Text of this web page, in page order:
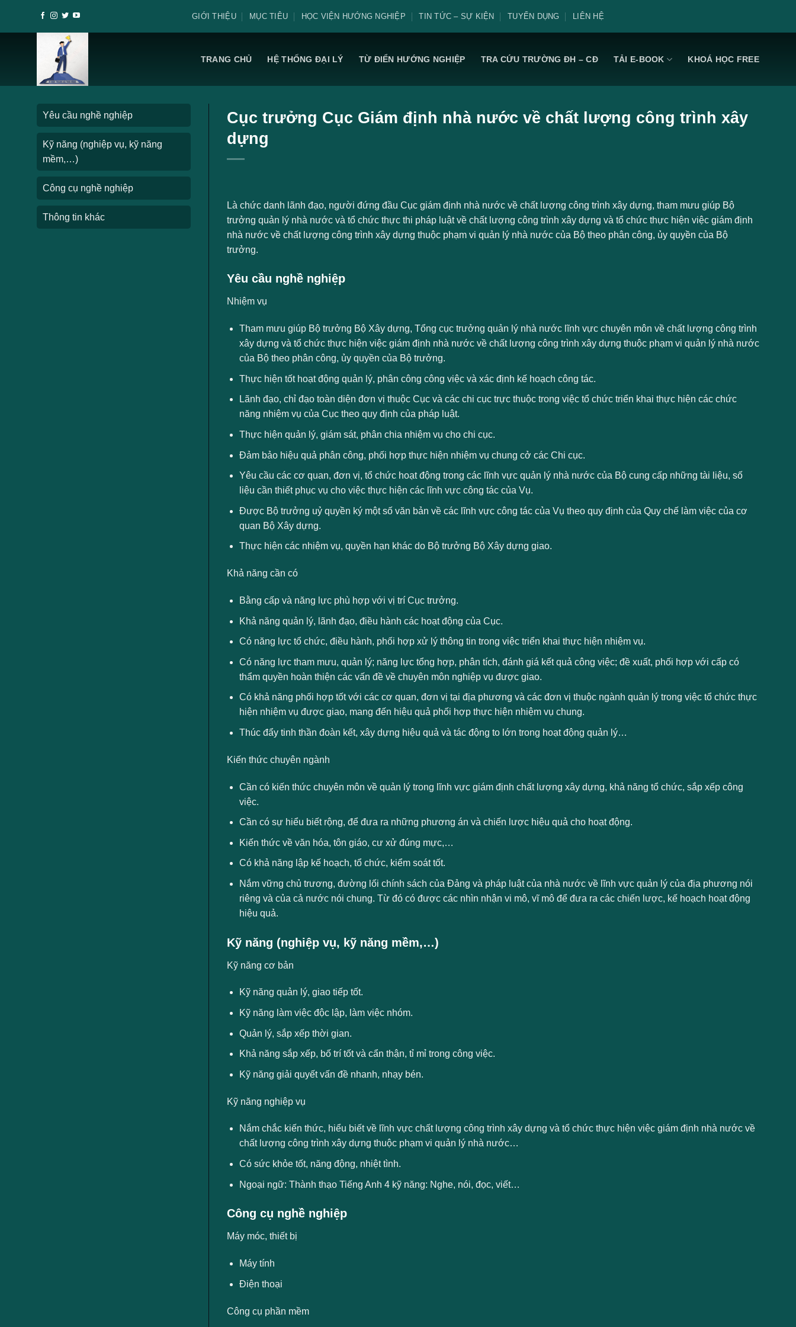
GIỚI THIỆU MỤC TIÊU HỌC VIỆN HƯỚNG NGHIỆP TIN TỨC – SỰ KIỆN TUYỂN DỤNG LIÊN HỆ
TRANG CHỦ HỆ THỐNG ĐẠI LÝ TỪ ĐIỂN HƯỚNG NGHIỆP TRA CỨU TRƯỜNG ĐH – CĐ TẢI E-BOOK KHOÁ HỌC FREE
Yêu cầu nghề nghiệp
Kỹ năng (nghiệp vụ, kỹ năng
mềm,…)
Công cụ nghề nghiệp
Thông tin khác
Cục trưởng Cục Giám định nhà nước về chất lượng công trình xây
dựng
Là chức danh lãnh đạo, người đứng đầu Cục giám định nhà nước về chất lượng công trình xây dựng, tham mưu giúp Bộ
trưởng quản lý nhà nước và tổ chức thực thi pháp luật về chất lượng công trình xây dựng và tổ chức thực hiện việc giám định
nhà nước về chất lượng công trình xây dựng thuộc phạm vi quản lý nhà nước của Bộ theo phân công, ủy quyền của Bộ
trưởng.
Yêu cầu nghề nghiệp
Nhiệm vụ
Tham mưu giúp Bộ trưởng Bộ Xây dựng, Tổng cục trưởng quản lý nhà nước lĩnh vực chuyên môn về chất lượng công trình
xây dựng và tổ chức thực hiện việc giám định nhà nước về chất lượng công trình xây dựng thuộc phạm vi quản lý nhà nước
của Bộ theo phân công, ủy quyền của Bộ trưởng.
Thực hiện tốt hoạt động quản lý, phân công công việc và xác định kế hoạch công tác.
Lãnh đạo, chỉ đạo toàn diện đơn vị thuộc Cục và các chi cục trực thuộc trong việc tổ chức triển khai thực hiện các chức
năng nhiệm vụ của Cục theo quy định của pháp luật.
Thực hiện quản lý, giám sát, phân chia nhiệm vụ cho chi cục.
Đảm bảo hiệu quả phân công, phối hợp thực hiện nhiệm vụ chung cở các Chi cục.
Yêu cầu các cơ quan, đơn vị, tổ chức hoạt động trong các lĩnh vực quản lý nhà nước của Bộ cung cấp những tài liệu, số
liệu cần thiết phục vụ cho việc thực hiện các lĩnh vực công tác của Vụ.
Được Bộ trưởng uỷ quyền ký một số văn bản về các lĩnh vực công tác của Vụ theo quy định của Quy chế làm việc của cơ
quan Bộ Xây dựng.
Thực hiện các nhiệm vụ, quyền hạn khác do Bộ trưởng Bộ Xây dựng giao.
Khả năng cần có
Bằng cấp và năng lực phù hợp với vị trí Cục trưởng.
Khả năng quản lý, lãnh đạo, điều hành các hoạt động của Cục.
Có năng lực tổ chức, điều hành, phối hợp xử lý thông tin trong việc triển khai thực hiện nhiệm vụ.
Có năng lực tham mưu, quản lý; năng lực tổng hợp, phân tích, đánh giá kết quả công việc; đề xuất, phối hợp với cấp có
thẩm quyền hoàn thiện các vấn đề về chuyên môn nghiệp vụ được giao.
Có khả năng phối hợp tốt với các cơ quan, đơn vị tại địa phương và các đơn vị thuộc ngành quản lý trong việc tổ chức thực
hiện nhiệm vụ được giao, mang đến hiệu quả phối hợp thực hiện nhiệm vụ chung.
Thúc đẩy tinh thần đoàn kết, xây dựng hiệu quả và tác động to lớn trong hoạt động quản lý…
Kiến thức chuyên ngành
Cần có kiến thức chuyên môn về quản lý trong lĩnh vực giám định chất lượng xây dựng, khả năng tổ chức, sắp xếp công
việc.
Cần có sự hiểu biết rộng, để đưa ra những phương án và chiến lược hiệu quả cho hoạt động.
Kiến thức về văn hóa, tôn giáo, cư xử đúng mực,…
Có khả năng lập kế hoạch, tổ chức, kiểm soát tốt.
Nắm vững chủ trương, đường lối chính sách của Đảng và pháp luật của nhà nước về lĩnh vực quản lý của địa phương nói
riêng và của cả nước nói chung. Từ đó có được các nhìn nhận vi mô, vĩ mô để đưa ra các chiến lược, kế hoạch hoạt động
hiệu quả.
Kỹ năng (nghiệp vụ, kỹ năng mềm,…)
Kỹ năng cơ bản
Kỹ năng quản lý, giao tiếp tốt.
Kỹ năng làm việc độc lập, làm việc nhóm.
Quản lý, sắp xếp thời gian.
Khả năng sắp xếp, bố trí tốt và cẩn thận, tỉ mỉ trong công việc.
Kỹ năng giải quyết vấn đề nhanh, nhạy bén.
Kỹ năng nghiệp vụ
Nắm chắc kiến thức, hiểu biết về lĩnh vực chất lượng công trình xây dựng và tổ chức thực hiện việc giám định nhà nước về
chất lượng công trình xây dựng thuộc phạm vi quản lý nhà nước…
Có sức khỏe tốt, năng động, nhiệt tình.
Ngoại ngữ: Thành thạo Tiếng Anh 4 kỹ năng: Nghe, nói, đọc, viết…
Công cụ nghề nghiệp
Máy móc, thiết bị
Máy tính
Điện thoại
Công cụ phần mềm